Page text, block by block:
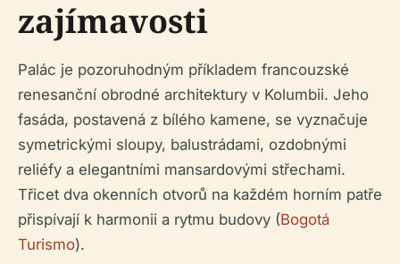
zajímavosti
Palác je pozoruhodným příkladem francouzské
renesanční obrodné architektury v Kolumbii. Jeho
fasáda, postavená z bílého kamene, se vyznačuje
symetrickými sloupy, balustrádami, ozdobnými
reliéfy a elegantními mansardovými střechami.
Třicet dva okenních otvorů na každém horním patře
přispívají k harmonii a rytmu budovy (Bogotá
Turismo).